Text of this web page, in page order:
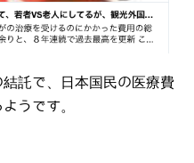
託で、日本国民の医療費
うです。